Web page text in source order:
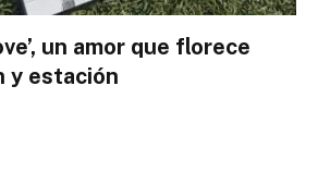
un amor que florece
y estación